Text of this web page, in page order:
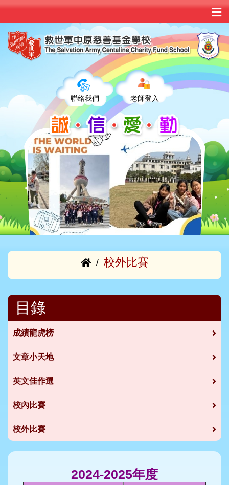
聯絡我們 老師登入
/ 校外比賽
目錄
成績龍虎榜
文章小天地
英文佳作選
校內比賽
校外比賽
2024-2025年度